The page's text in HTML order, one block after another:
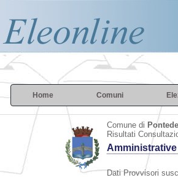
Home Comuni
Comune di
Risultati
Amministrative
Dati Provvisori